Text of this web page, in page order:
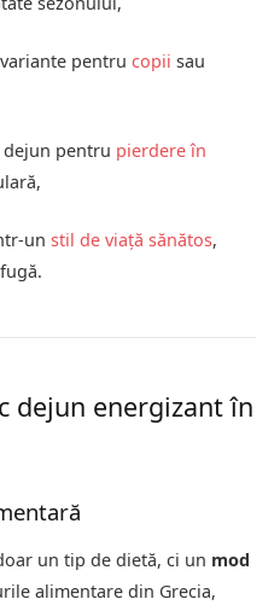
pentru copii sau
dejun pentru pierdere în
un stil de viață sănătos,
dejun energizant în
un tip de dietă, ci un mod
alimentare din Grecia,